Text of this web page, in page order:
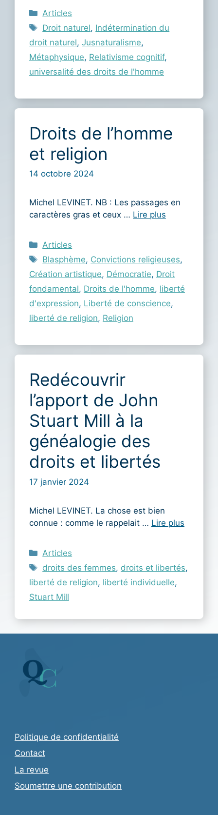
Catégories
Articles
Étiquettes
Droit naturel, Indétermination du
droit naturel, Jusnaturalisme,
Métaphysique, Relativisme cognitif,
universalité des droits de l'homme
Droits de l’homme
et religion
14 octobre 2024
Michel LEVINET. NB : Les passages en
caractères gras et ceux … Lire plus
Catégories
Articles
Étiquettes
Blasphème, Convictions religieuses,
Création artistique, Démocratie, Droit
fondamental, Droits de l'homme, liberté
d'expression, Liberté de conscience,
liberté de religion, Religion
Redécouvrir
l’apport de John
Stuart Mill à la
généalogie des
droits et libertés
17 janvier 2024
Michel LEVINET. La chose est bien
connue : comme le rappelait … Lire plus
Catégories
Articles
Étiquettes
droits des femmes, droits et libertés,
liberté de religion, liberté individuelle,
Stuart Mill
Politique de confidentialité
Contact
La revue
Soumettre une contribution